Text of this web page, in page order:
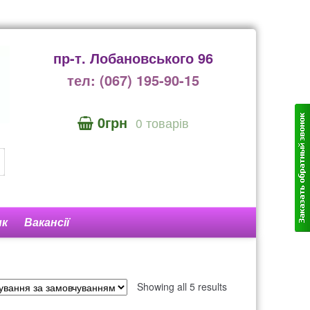
пр-т. Лобановського 96
тел: (067) 195-90-15
0грн 0 товарів
Вакансії
1606 Showing all 5 results